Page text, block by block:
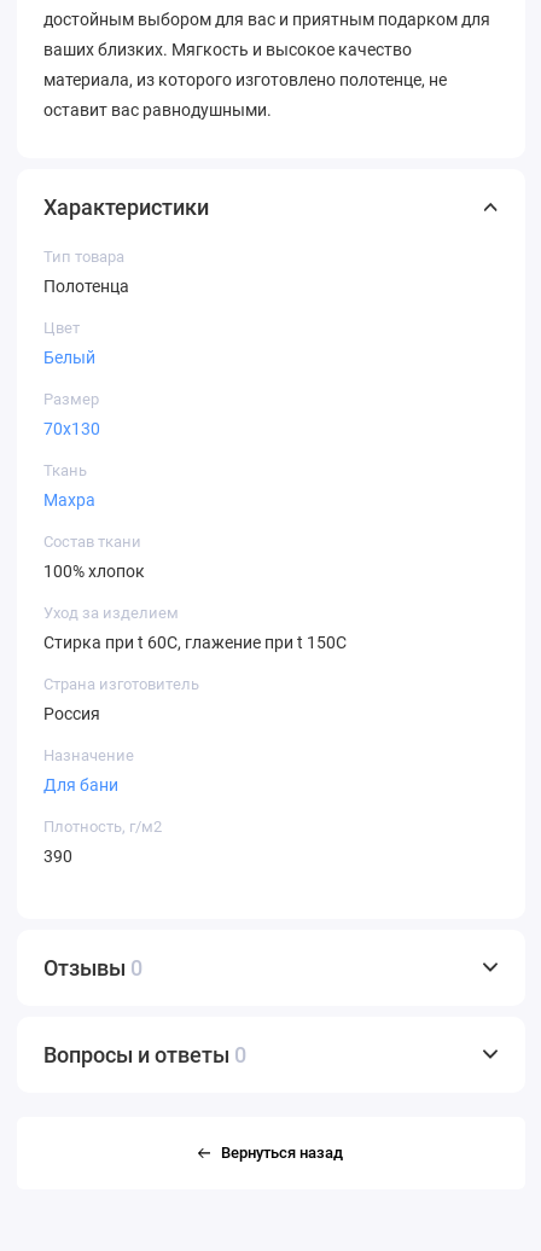
достойным выбором для вас и приятным подарком для
ваших близких. Мягкость и высокое качество
материала, из которого изготовлено полотенце, не
оставит вас равнодушными.
Характеристики
Тип товара
Полотенца
Цвет
Белый
Размер
70х130
Ткань
Махра
Состав ткани
100% хлопок
Уход за изделием
Стирка при t 60С, глажение при t 150С
Страна изготовитель
Россия
Назначение
Для бани
Плотность, г/м2
390
Отзывы 0
Вопросы и ответы 0
Вернуться назад